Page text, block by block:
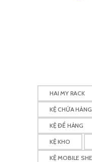
HAI MY RACK
KỆ CHỨA HÀNG
KỆ ĐỂ HÀNG
KỆ KHO
KỆ MOBILE